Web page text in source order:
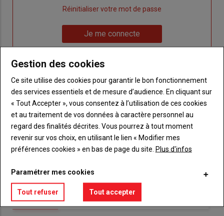
passe"
Réinitialiser votre mot de passe
connecte"
Je me connecte
Sous-
titre
Vous n'êtes pas abonné(e)
TITRE CRÉEZ UN COMPTE
BodyChoisissez votre formule et créez votre
compte pour accéder à tout {nom-site}.
VOUS AIMEREZ AUSSI
Gestion des cookies
Ce site utilise des cookies pour garantir le bon fonctionnement
des services essentiels et de mesure d’audience. En cliquant sur
« Tout Accepter », vous consentez à l’utilisation de ces cookies
et au traitement de vos données à caractère personnel au
regard des finalités décrites. Vous pourrez à tout moment
revenir sur vos choix, en utilisant le lien « Modifier mes
préférences cookies » en bas de page du site. Plus d'infos
Paramétrer mes cookies
Tout refuser Tout accepter